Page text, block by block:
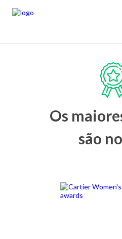
Os
são